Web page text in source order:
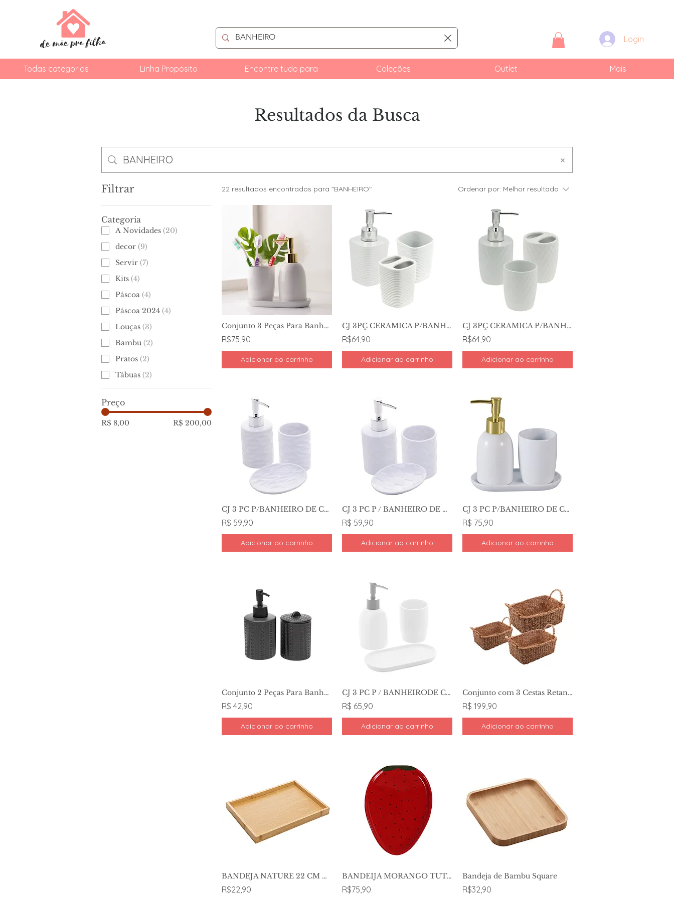
Login
Todas categorias Linha Propósito Encontre tudo para Coleções Outlet Mais
Resultados da Busca
Filtrar
Categoria
A Novidades (20)
decor (9)
Servir (7)
Kits (4)
Páscoa (4)
Páscoa 2024 (4)
Louças (3)
Bambu (2)
Pratos (2)
Tábuas (2)
Preço
R$ 8,00 R$ 200,00
22 resultados encontrados para "BANHEIRO" Ordenar por: Melhor resultado
Conjunto 3 Peças Para Banheiro Branco e Dourado - Lyor
R$75,90
Adicionar ao carrinho
CJ 3PÇ CERAMICA P/BANHEIRO BRANCO - WOLFF
R$64,90
Adicionar ao carrinho
CJ 3PÇ CERAMICA P/BANHEIRO BRANCO - WOLFF
R$64,90
Adicionar ao carrinho
CJ 3 PC P/BANHEIRO DE CERAMICA - LYOR
R$ 59,90
Adicionar ao carrinho
CJ 3 PC P / BANHEIRO DE CERAMICA TOULON BRA - LYOR
R$ 59,90
Adicionar ao carrinho
CJ 3 PC P/BANHEIRO DE CER . LONDRES BRA E DOU
R$ 75,90
Adicionar ao carrinho
Conjunto 2 Peças Para Banheiro De Cerâmica Point Preto - Lyor
R$ 42,90
Adicionar ao carrinho
CJ 3 PC P / BANHEIRODE CERAMICA LONDRES BR - LYOR
R$ 65,90
Adicionar ao carrinho
Conjunto com 3 Cestas Retangulares com Alças de Fibra Natural - Wolff
R$ 199,90
Adicionar ao carrinho
BANDEJA NATURE 22 CM X 14 CM X 2.5 - LYOR
R$22,90
BANDEIJA MORANGO TUTTI-FRUTTI / 1,5X17,5X23,5
R$75,90
Bandeja de Bambu Square
R$32,90